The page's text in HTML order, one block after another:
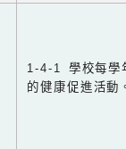
1-4-1 學校每學
的健康促進活動